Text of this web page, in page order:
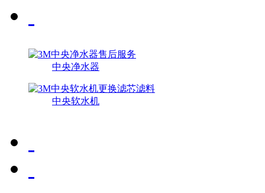
中央净水器
中央软水机